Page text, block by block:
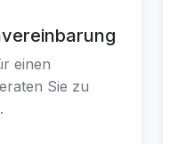
einen
Sie zu